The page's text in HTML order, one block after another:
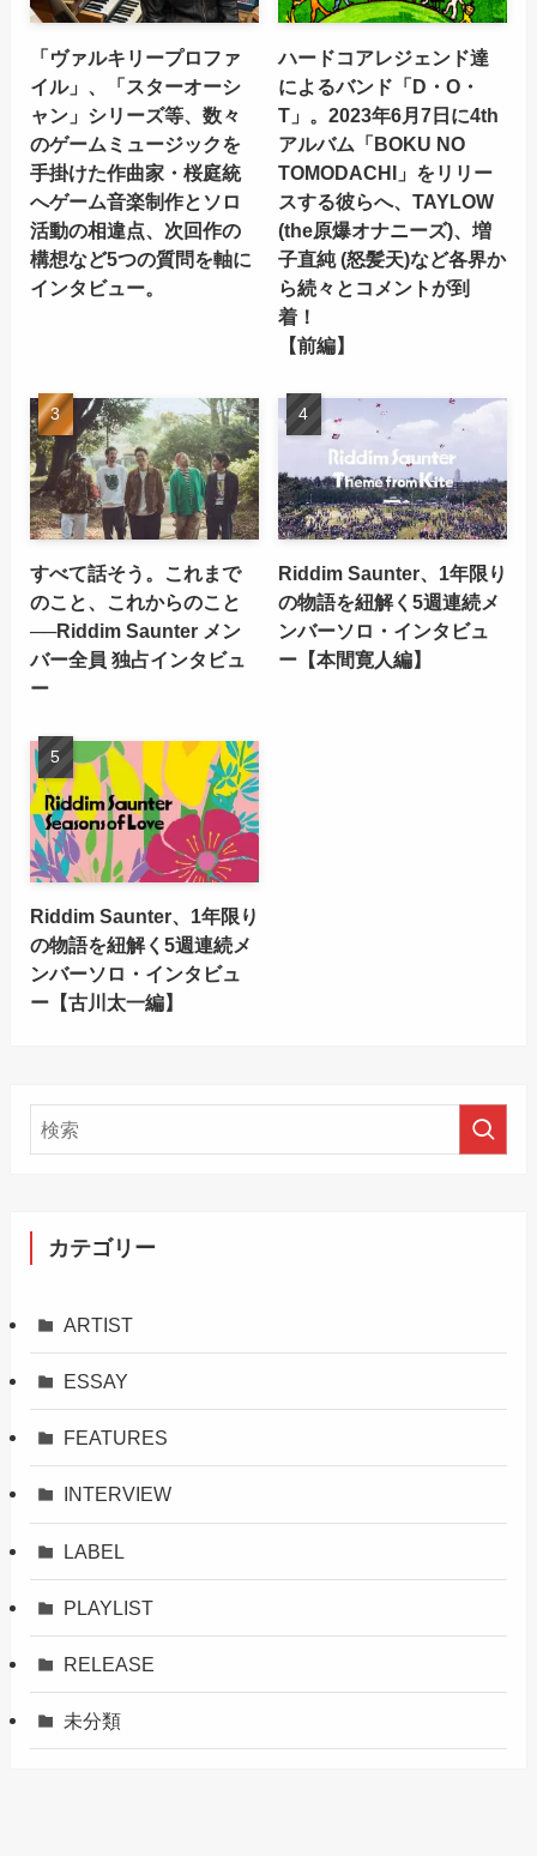
「ヴァルキリープロファ
イル」、「スターオーシ
ャン」シリーズ等、数々
のゲームミュージックを
手掛けた作曲家・桜庭統
へゲーム音楽制作とソロ
活動の相違点、次回作の
構想など5つの質問を軸に
インタビュー。
ハードコアレジェンド達
によるバンド「D・O・
T」。2023年6月7日に4th
アルバム「BOKU NO
TOMODACHI」をリリー
スする彼らへ、TAYLOW
(the原爆オナニーズ)、増
子直純 (怒髪天)など各界か
ら続々とコメントが到
着！
【前編】
すべて話そう。これまで
のこと、これからのこと
──Riddim Saunter メン
バー全員 独占インタビュ
ー
Riddim Saunter、1年限り
の物語を紐解く5週連続メ
ンバーソロ・インタビュ
ー【本間寛人編】
Riddim Saunter、1年限り
の物語を紐解く5週連続メ
ンバーソロ・インタビュ
ー【古川太一編】
カテゴリー
ARTIST
ESSAY
FEATURES
INTERVIEW
LABEL
PLAYLIST
RELEASE
未分類